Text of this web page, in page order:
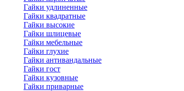
Гайки удлиненные
Гайки квадратные
Гайки высокие
Гайки шлицевые
Гайки мебельные
Гайки глухие
Гайки антивандальные
Гайки гост
Гайки кузовные
Гайки приварные